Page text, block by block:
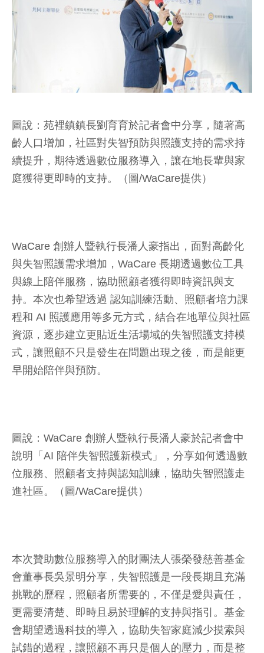
圖說：苑裡鎮鎮長劉育育於記者會中分享，隨著高
齡人口增加，社區對失智預防與照護支持的需求持
續提升，期待透過數位服務導入，讓在地長輩與家
庭獲得更即時的支持。（圖/WaCare提供）
WaCare 創辦人暨執行長潘人豪指出，面對高齡化
與失智照護需求增加，WaCare 長期透過數位工具
與線上陪伴服務，協助照顧者獲得即時資訊與支
持。本次也希望透過 認知訓練活動、照顧者培力課
程和 AI 照護應用等多元方式，結合在地單位與社區
資源，逐步建立更貼近生活場域的失智照護支持模
式，讓照顧不只是發生在問題出現之後，而是能更
早開始陪伴與預防。
圖說：WaCare 創辦人暨執行長潘人豪於記者會中
說明「AI 陪伴失智照護新模式」，分享如何透過數
位服務、照顧者支持與認知訓練，協助失智照護走
進社區。（圖/WaCare提供）
本次贊助數位服務導入的財團法人張榮發慈善基金
會董事長吳景明分享，失智照護是一段長期且充滿
挑戰的歷程，照顧者所需要的，不僅是愛與責任，
更需要清楚、即時且易於理解的支持與指引。基金
會期望透過科技的導入，協助失智家庭減少摸索與
試錯的過程，讓照顧不再只是個人的壓力，而是整